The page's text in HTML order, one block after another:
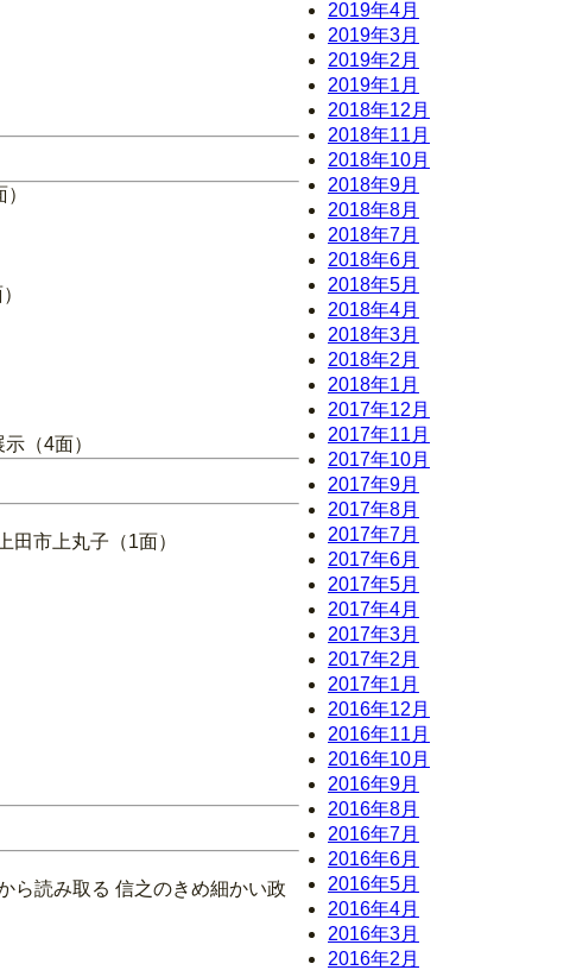
（4面）
市上丸子（1面）
ら読み取る 信之のきめ細かい政
2019年4月
2019年3月
2019年2月
2019年1月
2018年12月
2018年11月
2018年10月
2018年9月
2018年8月
2018年7月
2018年6月
2018年5月
2018年4月
2018年3月
2018年2月
2018年1月
2017年12月
2017年11月
2017年10月
2017年9月
2017年8月
2017年7月
2017年6月
2017年5月
2017年4月
2017年3月
2017年2月
2017年1月
2016年12月
2016年11月
2016年10月
2016年9月
2016年8月
2016年7月
2016年6月
2016年5月
2016年4月
2016年3月
2016年2月